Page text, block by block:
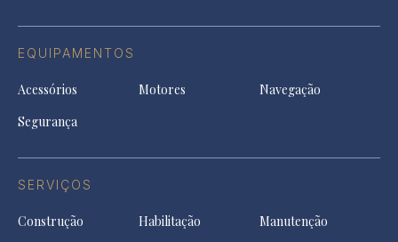
EQUIPAMENTOS
Acessórios Motores
Navegação
Segurança
SERVIÇOS
Construção Habilitação
Manutenção